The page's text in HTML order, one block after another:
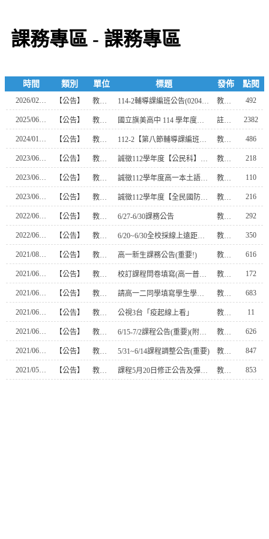
課務專區 - 課務專區
時間 類別 單位 標題 發佈 點閱
2026/02/02 【公告】 教務處 114-2輔導課編班公告(0204更正) 教學組長 492
2025/06/01 【公告】 教務處 國立旗美高中 114 學年度實驗班招生公告 註冊組長 2382
2024/01/30 【公告】 教務處 112-2【第八節輔導課編班狀況公告】 教學組長 486
2023/06/29 【公告】 教學組 誠徵112學年度【公民科】兼課教師 教學組長 218
2023/06/29 【公告】 教學組 誠徵112學年度高一本土語【閩南語】兼課教師 教學組長 110
2023/06/29 【公告】 教學組 誠徵112學年度【全民國防教育】【閩南語】【公民科】兼課教師 教學組長 216
2022/06/21 【公告】 教務處 6/27-6/30課務公告 教學組長 292
2022/06/17 【公告】 教務處 6/20~6/30全校採線上遠距教學 教學組長 350
2021/08/12 【公告】 教務處 高一新生課務公告(重要!) 教學組長 616
2021/06/29 【公告】 教務處 校訂課程問卷填寫(高一普科必填) 教學組長 172
2021/06/21 【公告】 教務處 請高一二同學填寫學生學習成就檢核表(重要務必填寫) 教學組長 683
2021/06/17 【公告】 教務處 公視3台「疫起線上看」 教學組長 11
2021/06/10 【公告】 教務處 6/15-7/2課程公告(重要)(附件一定要閱讀) 教學組長 626
2021/06/03 【公告】 教務處 5/31~6/14課程調整公告(重要) 教學組長 847
2021/05/24 【公告】 教務處 課程5月20日修正公告及彈性加退選名單 教學組長 853